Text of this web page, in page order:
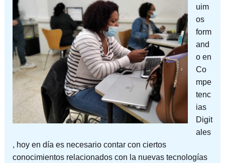
uim
os
form
and
o en
Co
mpe
tenc
ias
Digit
ales
, hoy en día es necesario contar con ciertos
conocimientos relacionados con la nuevas tecnologías